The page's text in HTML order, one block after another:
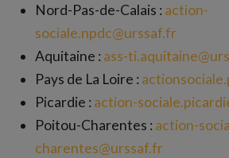
Nord-Pas-de-Calais : action-
sociale.npdc@urssaf.fr
Aquitaine : ass-
Pays de La Loire :
Picardie : action-
Poitou-Charentes : action-
charentes@urssaf.fr